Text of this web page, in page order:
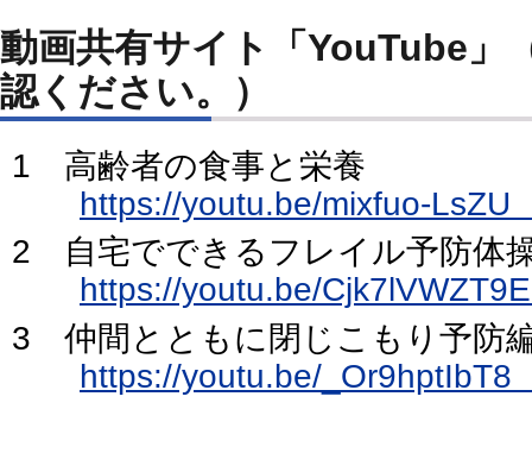
動画共有サイト「YouTube」
認ください。）
1 高齢者の食事と栄養
https://youtu.be/mixfuo-LsZU
2 自宅でできるフレイル予防体
https://youtu.be/
3 仲間とともに閉じこもり予防
https://youtu.be/_Or9hptIbT8